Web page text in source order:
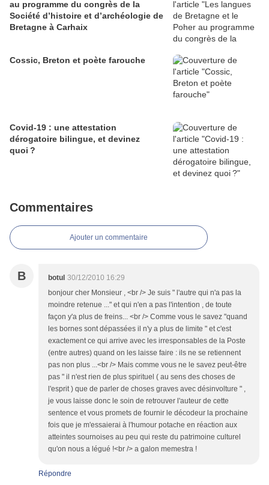
au programme du congrès de la
Société d’histoire et d’archéologie de
Bretagne à Carhaix
Cossic, Breton et poète farouche
Covid-19 : une attestation
dérogatoire bilingue, et devinez
quoi ?
Commentaires
Ajouter un commentaire
B botul 30/12/2010 16:29
bonjour cher Monsieur , <br /> Je suis " l'autre qui n'a pas la
moindre retenue ..." et qui n'en a pas l'intention , de toute
façon y'a plus de freins... <br /> Comme vous le savez "quand
les bornes sont dépassées il n'y a plus de limite " et c'est
exactement ce qui arrive avec les irresponsables de la Poste
(entre autres) quand on les laisse faire : ils ne se retiennent
pas non plus ...<br /> Mais comme vous ne le savez peut-être
pas " il n'est rien de plus spirituel ( au sens des choses de
l'esprit ) que de parler de choses graves avec désinvolture " ,
je vous laisse donc le soin de retrouver l'auteur de cette
sentence et vous promets de fournir le décodeur la prochaine
fois que je m'essaierai à l'humour potache en réaction aux
atteintes sournoises au peu qui reste du patrimoine culturel
qu'on nous a légué !<br /> a galon memestra !
Répondre